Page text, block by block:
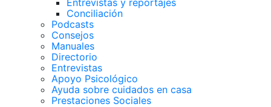
Conciliación
Podcasts
Consejos
Manuales
Directorio
Entrevistas
Apoyo Psicológico
Ayuda sobre cuidados en casa
Prestaciones Sociales